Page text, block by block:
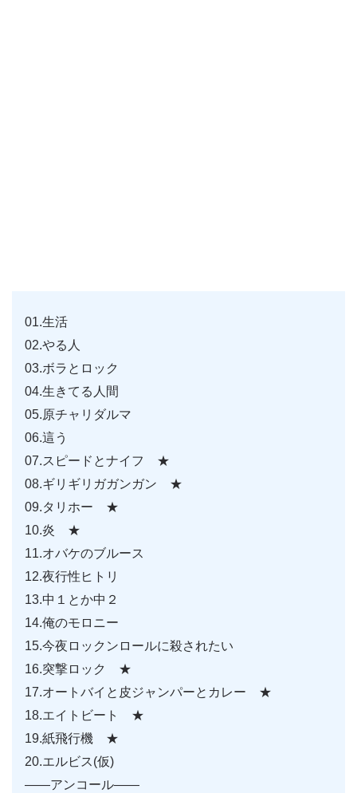
01.生活
02.やる人
03.ボラとロック
04.生きてる人間
05.原チャリダルマ
06.這う
07.スピードとナイフ ★
08.ギリギリガガンガン ★
09.タリホー ★
10.炎 ★
11.オバケのブルース
12.夜行性ヒトリ
13.中１とか中２
14.俺のモロニー
15.今夜ロックンロールに殺されたい
16.突撃ロック ★
17.オートバイと皮ジャンパーとカレー ★
18.エイトビート ★
19.紙飛行機 ★
20.エルビス(仮)
——アンコール——